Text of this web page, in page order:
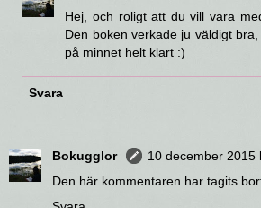
Hej, och roligt att du vill vara
Den boken verkade ju väldigt
på minnet helt klart :)
Svara
Bokugglor
10 december 2015
Den här kommentaren har tagits